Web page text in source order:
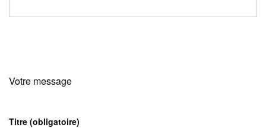
Votre message
Titre (obligatoire)